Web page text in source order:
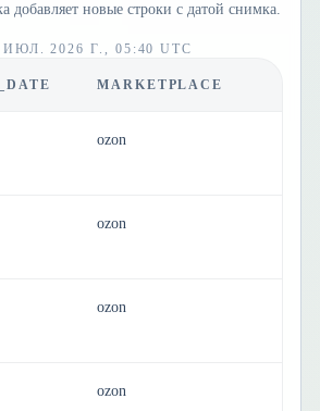
добавляет новые строки с датой снимка.
ИЮЛ. 2026 Г., 05:40 UTC
MARKETPLACE
ozon
ozon
ozon
ozon